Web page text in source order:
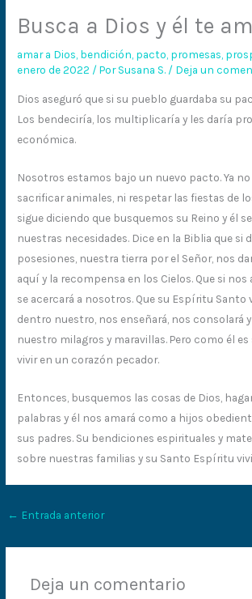
Busca a Dios y él te
amar a Dios, bendición, pacto, promesas,
enero de 2022 / PorSusana S. / Deja un
Dios aseguró que si su pueblo guardaba su
Los bendeciría, los multiplicaría y les daría
económica.
Nosotros estamos bajo un nuevo pacto. Ya
sacrificar animales, ni respetar las fiestas de
sigue diciendo que busquemos su Reino y él
nuestras necesidades. Dice en la Biblia que si
posesiones, nuestra tierra por el Señor, nos
aquí y la recompensa en los Cielos. Que si nos
se acercará a nosotros. Que su Espíritu Santo
dentro nuestro, nos enseñará, nos consolará
nuestro milagros y maravillas. Pero como él
vivir en un corazón pecador.
Entonces, busquemos las cosas de Dios,
palabras y él nos amará como a hijos
sus padres. Su bendiciones espirituales y
sobre nuestras familias y su Santo Espíritu
← Entrada anterior
Deja un comentario